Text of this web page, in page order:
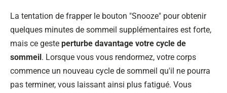
La tentation de frapper le bouton "Snooze" pour obtenir
quelques minutes de sommeil supplémentaires est forte,
mais ce geste perturbe davantage votre cycle de
sommeil. Lorsque vous vous rendormez, votre corps
commence un nouveau cycle de sommeil qu'il ne pourra
pas terminer, vous laissant ainsi plus fatigué. Vous